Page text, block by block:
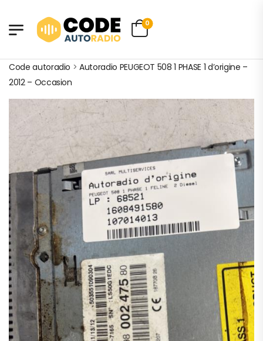
0
Code autoradio >Autoradio PEUGEOT 508 1 PHASE 1 d’origine –
2012 – Occasion